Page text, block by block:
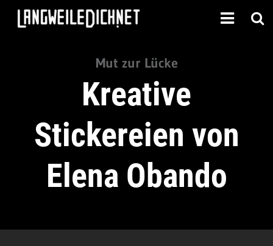
Mut zur Lücke
Kreative
Stickereien von
Elena Obando